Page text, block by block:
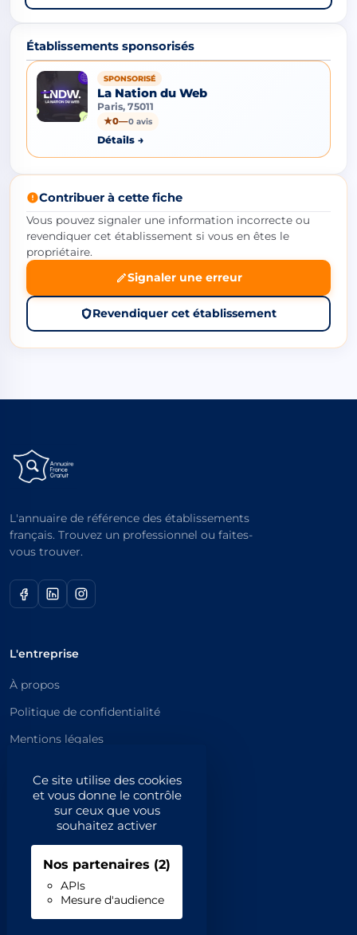
Ce site utilise des cookies
et vous donne le contrôle
sur ceux que vous
souhaitez activer
Nos partenaires (2)
APIs
Mesure d'audience
Établissements sponsorisés
SPONSORISÉ
La Nation du Web
Paris, 75011
★0—0 avis
Détails →
Contribuer à cette fiche
Vous pouvez signaler une information incorrecte ou
revendiquer cet établissement si vous en êtes le
propriétaire.
Signaler une erreur
Revendiquer cet établissement
L'annuaire de référence des établissements
français. Trouvez un professionnel ou faites-
vous trouver.
L'entreprise
À propos
Politique de confidentialité
Mentions légales
Catégories principales
Catégories
Professionnels
Inscrivez-vous